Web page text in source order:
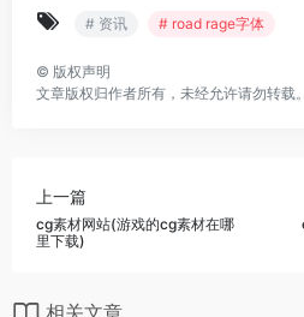
# 资讯 # road rage字体
© 版权声明
文章版权归作者所有，未经允许请勿转载。
上一篇
cg素材网站(游戏的cg素材在哪
里下载)
相关文章